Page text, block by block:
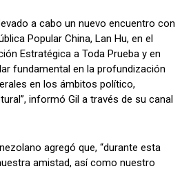
a cabo un nuevo encuentro con
Popular China, Lan Hu, en el
Estratégica a Toda Prueba y en
fundamental en la profundización
en los ámbitos político,
informó Gil a través de su canal
agregó que, “durante esta
amistad, así como nuestro